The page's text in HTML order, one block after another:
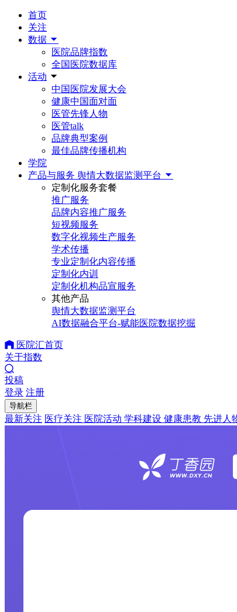
首页
关注
数据
医院品牌指数
全国医院数据库
活动
中国医院发展大会
健康中国面对面
医管先锋人物
医管talk
品牌典型案例
最佳品牌传播机构
学院
产品与服务 舆情大数据监测平台
定制化服务套餐
推广服务
品牌内容推广服务
短视频服务
数字化视频生产服务
学术传播
专业定制化内容传播
定制化内训
定制化机构品宣服务
其他产品
舆情大数据监测平台
AI数据融合平台-赋能医院数据挖掘
医院汇首页
关于指数
投稿
登录 注册
导航栏
最新关注 医疗关注 医院活动 学科建设 健康患教 先进人